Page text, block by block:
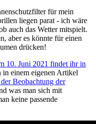
für mein
liegen parat - ich wäre
auch das Wetter mitspielt.
aber es könnte für einen
drücken!
10. Juni 2021 findet ihr in
in einem eigenen Artikel
Beobachtung der
was man sich mit
keine passende